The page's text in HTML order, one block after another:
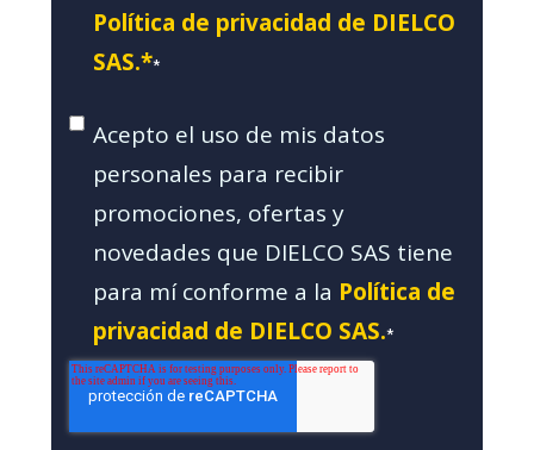
Política de privacidad de DIELCO
SAS.**
Acepto el uso de mis datos
personales para recibir
promociones, ofertas y
novedades que DIELCO SAS tiene
para mí conforme a la Política de
privacidad de DIELCO SAS.*